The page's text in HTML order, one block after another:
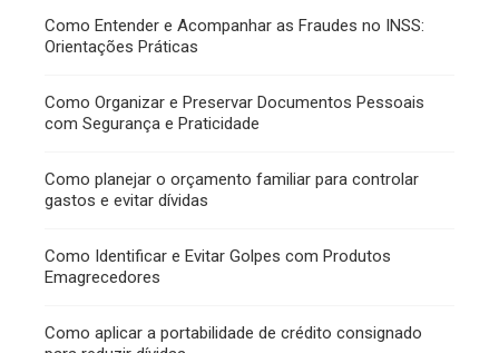
Como Entender e Acompanhar as Fraudes no INSS:
Orientações Práticas
Como Organizar e Preservar Documentos Pessoais
com Segurança e Praticidade
Como planejar o orçamento familiar para controlar
gastos e evitar dívidas
Como Identificar e Evitar Golpes com Produtos
Emagrecedores
Como aplicar a portabilidade de crédito consignado